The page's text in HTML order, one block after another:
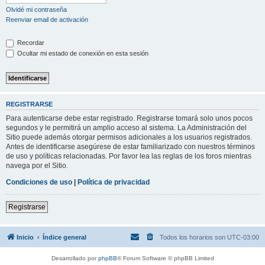
Olvidé mi contraseña
Reenviar email de activación
Recordar
Ocultar mi estado de conexión en esta sesión
REGISTRARSE
Para autenticarse debe estar registrado. Registrarse tomará solo unos pocos
segundos y le permitirá un amplio acceso al sistema. La Administración del
Sitio puede además otorgar permisos adicionales a los usuarios registrados.
Antes de identificarse asegúrese de estar familiarizado con nuestros términos
de uso y políticas relacionadas. Por favor lea las reglas de los foros mientras
navega por el Sitio.
Condiciones de uso | Política de privacidad
Registrarse
Inicio Índice general Todos los horarios son UTC-03:00
Desarrollado porphpBB® Forum Software © phpBB Limited